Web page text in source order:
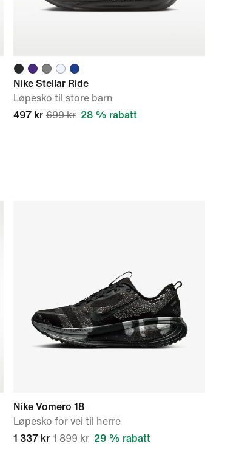
Nike Stellar Ride
Løpesko til store barn
497 kr 699 kr 28 % rabatt
Nike Vomero 18
Løpesko for vei til herre
1 337 kr 1 899 kr 29 % rabatt